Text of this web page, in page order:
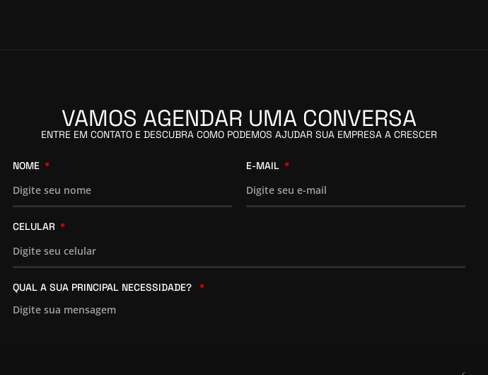
VAMOS AGENDAR UMA CONVERSA
ENTRE EM CONTATO E DESCUBRA COMO PODEMOS AJUDAR SUA EMPRESA A CRESCER
NOME E-MAIL
CELULAR
QUAL A SUA PRINCIPAL NECESSIDADE?